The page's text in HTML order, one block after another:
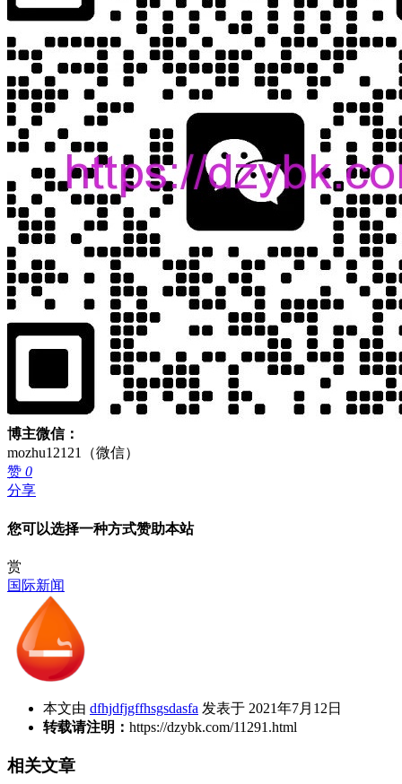
博主微信：
mozhu12121（微信）
赞 0
分享
您可以选择一种方式赞助本站
赏
国际新闻
本文由 dfhjdfjgffhsgsdasfa 发表于 2021年7月12日
转载请注明： https://dzybk.com/11291.html
相关文章